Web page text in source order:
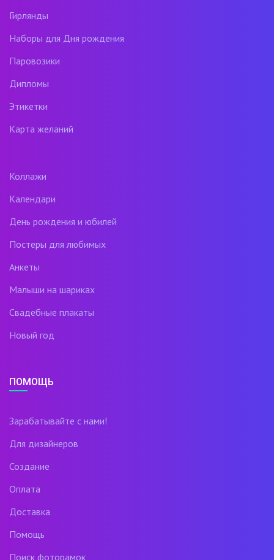
Гирлянды
Наборы для Дня рождения
Паровозики
Дипломы
Этикетки
Карта желаний
Коллажи
Календари
День рождения и юбилей
Постеры для любимых
Анкеты
Малыши на шариках
Свадебные плакаты
Новый год
ПОМОЩЬ
Зарабатывайте с нами!
Для дизайнеров
Создание
Оплата
Доставка
Помощь
Поиск фоторамок